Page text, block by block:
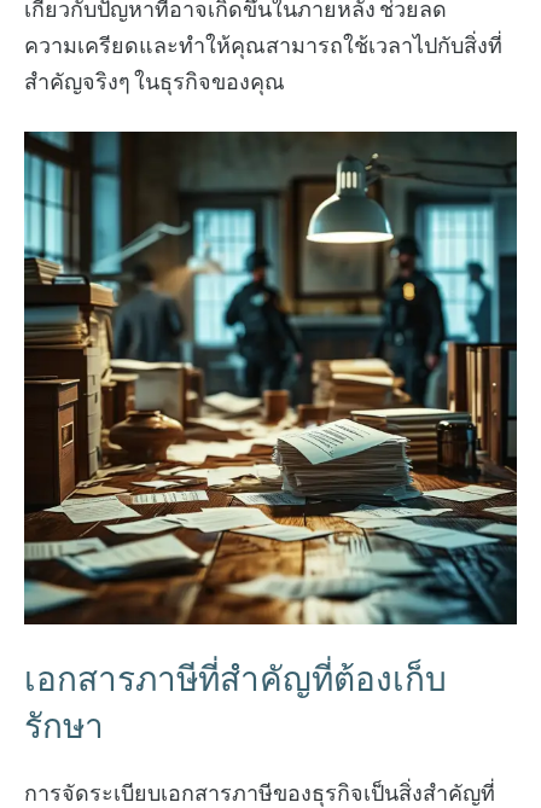
เกี่ยวกับปัญหาที่อาจเกิดขึ้นในภายหลัง ช่วยลด
ความเครียดและทำให้คุณสามารถใช้เวลาไปกับสิ่งที่
สำคัญจริงๆ ในธุรกิจของคุณ
เอกสารภาษีที่สำคัญที่ต้องเก็บ
รักษา
การจัดระเบียบเอกสารภาษีของธุรกิจเป็นสิ่งสำคัญที่